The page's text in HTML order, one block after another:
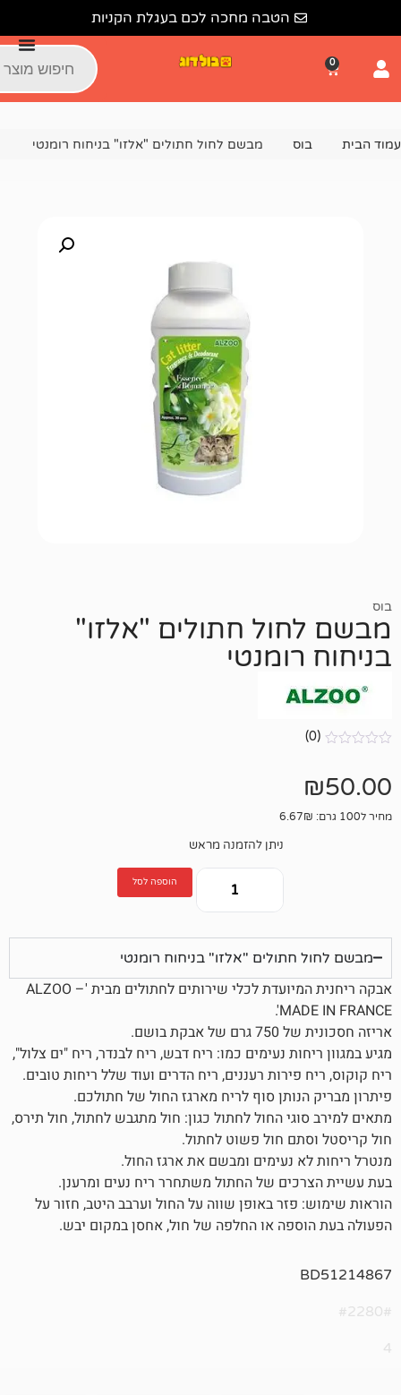
הטבה מחכה לכם בעגלת הקניות
מבשם לחול חתולים "אלזו" בניחוח רומנטי
חתולים "אלזו"
הוספה לסל
"אלזו" בניחוח רומנטי
אבקה ריחנית המיועדת לכלי שירותים לחתולים מבית 'ALZOO –
בושם.
נעימים כמו: ריח דבש, ריח לבנדר, ריח "ים צלול",
רעננים, ריח הדרים ועוד שלל ריחות טובים.
סוף לריח מארגז החול של חתולכם.
החול לחתול כגון: חול מתגבש לחתול, חול תירס,
חול פשוט לחתול.
נעימים ומבשם את ארגז החול.
של החתול משתחרר ריח נעים ומרענן.
באופן שווה על החול וערבב היטב, חזור על
או החלפה של חול, אחסן במקום יבש.